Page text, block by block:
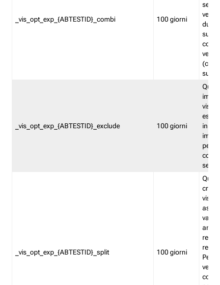
_vis_opt_exp_{ABTESTID}_combi 100 giorni
_vis_opt_exp_{ABTESTID}_exclude 100 giorni
in
_vis_opt_exp_{ABTESTID}_split 100 giorni